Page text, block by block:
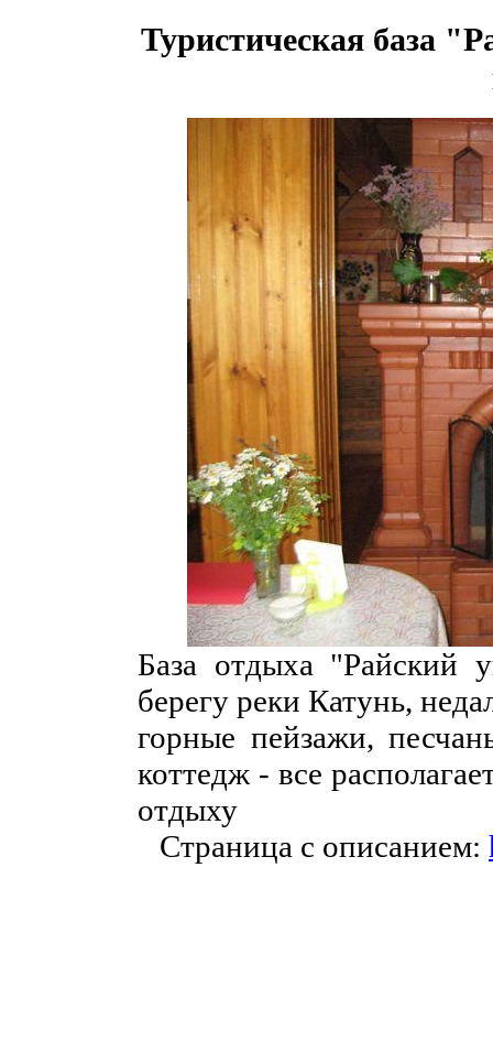
Туристическая база
База отдыха "Райский
берегу реки Катунь,
горные пейзажи,
коттедж - все
отдыху
Страница с описанием: